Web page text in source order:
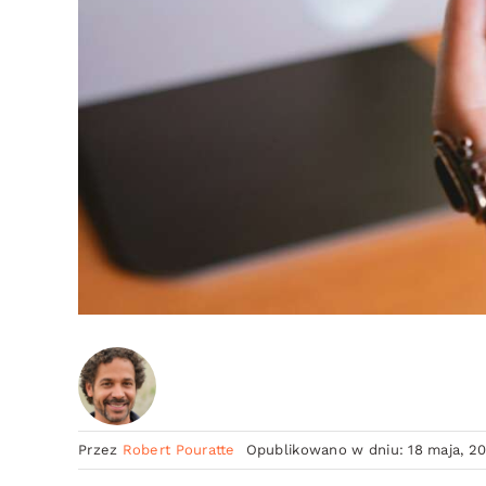
Przez Robert Pouratte Opublikowano w dniu: 18 maja,